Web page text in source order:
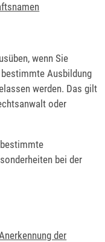
wenn Sie
Ausbildung
werden. Das gilt
oder
bei der
der